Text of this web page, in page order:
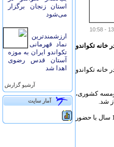
استان زنجان برگزار
می‌شود
ارزشمندترین
نماد قهرمانی
تکواندو ایران به موزه
آستان قدس رضوی
اهدا شد
آرشيو گزارش
آمار سايت
تکواندو
تکواندو
کشوری،
این رقابتها که برای اولین بار در حال برگزاری است، در 3 رده سنی کمتر از 14 سال، 14 تا 18 سال و بیشتر از 18 سال با حضور